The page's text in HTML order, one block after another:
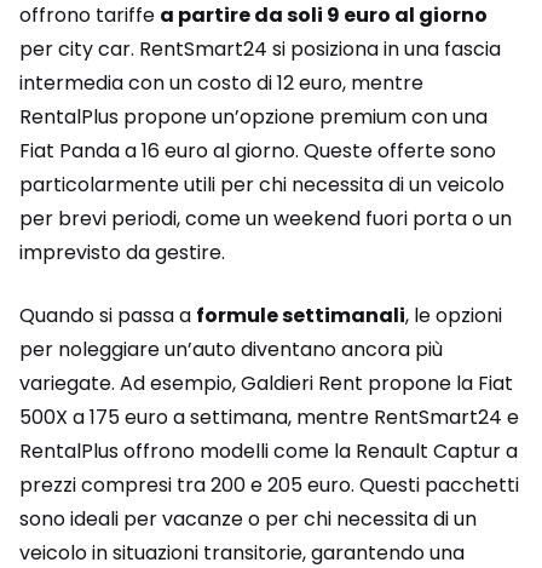
offrono tariffe a partire da soli 9 euro al giorno
per city car. RentSmart24 si posiziona in una fascia
intermedia con un costo di 12 euro, mentre
RentalPlus propone un’opzione premium con una
Fiat Panda a 16 euro al giorno. Queste offerte sono
particolarmente utili per chi necessita di un veicolo
per brevi periodi, come un weekend fuori porta o un
imprevisto da gestire.
Quando si passa a formule settimanali, le opzioni
per noleggiare un’auto diventano ancora più
variegate. Ad esempio, Galdieri Rent propone la Fiat
500X a 175 euro a settimana, mentre RentSmart24 e
RentalPlus offrono modelli come la Renault Captur a
prezzi compresi tra 200 e 205 euro. Questi pacchetti
sono ideali per vacanze o per chi necessita di un
veicolo in situazioni transitorie, garantendo una